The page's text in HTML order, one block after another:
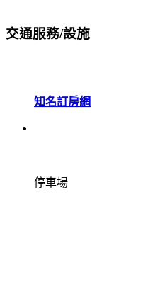
交通服務/設施
知名訂房網
停車場